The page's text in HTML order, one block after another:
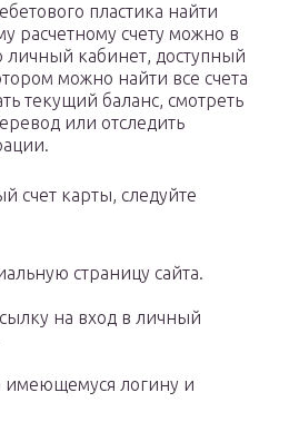
пластика найти
расчетному счету можно в
кабинет, доступный
можно найти все счета
текущий баланс, смотреть
или отследить
счет карты, следуйте
страницу сайта.
на вход в личный
имеющемуся логину и